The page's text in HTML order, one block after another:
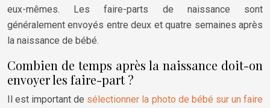
eux-mêmes. Les faire-parts de naissance sont
généralement envoyés entre deux et quatre semaines après
la naissance de bébé.
Combien de temps après la naissance doit-on
envoyer les faire-part ?
Il est important de sélectionner la photo de bébé sur un faire